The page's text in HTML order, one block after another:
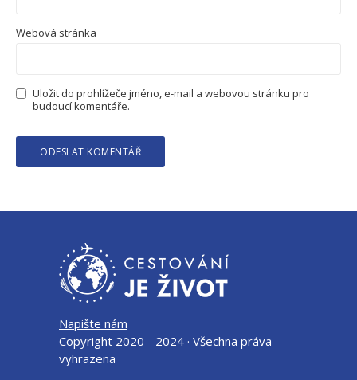
Webová stránka
Uložit do prohlížeče jméno, e-mail a webovou stránku pro
budoucí komentáře.
Napište nám
Copyright 2020 - 2024 · Všechna práva
vyhrazena